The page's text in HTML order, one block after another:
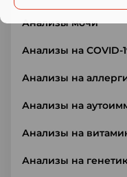
Анализы мочи
Анализы на COVID-
Анализы на
Анализы на
Анализы на
Анализы на